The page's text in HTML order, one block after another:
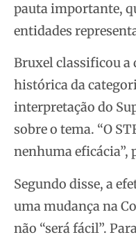
pauta importante,
entidades
Bruxel classificou a
histórica da
interpretação do
sobre o tema. “O
nenhuma eficácia”,
Segundo disse, a
uma mudança na
não “será fácil”.